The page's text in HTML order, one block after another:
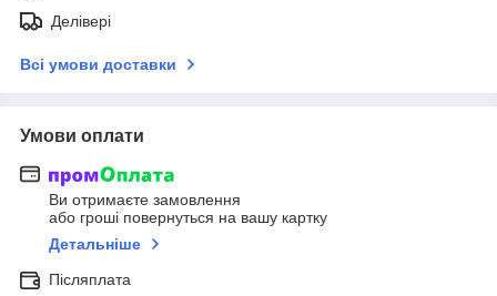
Делівері
Всі умови доставки
Умови оплати
Ви отримаєте замовлення
або гроші повернуться на вашу картку
Детальніше
Післяплата